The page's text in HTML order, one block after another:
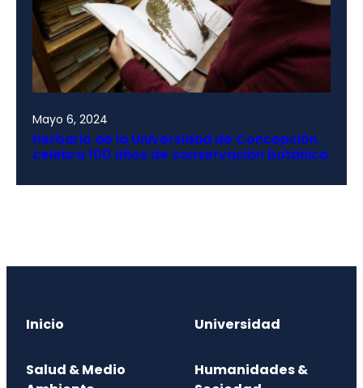
Mayo 6, 2024
Herbario de la Universidad de Concepción
celebra 100 años de conservación botánica
Inicio Universidad
Salud & Medio
Humanidades &